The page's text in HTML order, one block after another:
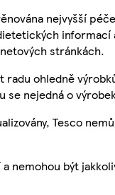
nejvyšší
stránkách.
ohledně
nejedná o
Tesco
nemohou být